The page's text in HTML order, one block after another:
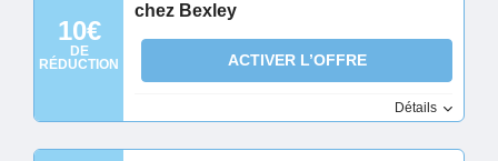
10€
DE
RÉDUCTION
chez Bexley
ACTIVER L’OFFRE
Détails